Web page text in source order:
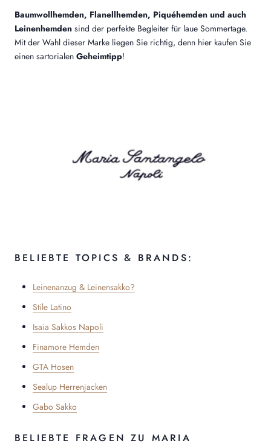
Baumwollhemden, Flanellhemden, Piquéhemden und auch
Leinenhemden sind der perfekte Begleiter für laue Sommertage.
Mit der Wahl dieser Marke liegen Sie richtig, denn hier kaufen Sie
einen sartorialen Geheimtipp!
BELIEBTE TOPICS & BRANDS:
Leinenanzug & Leinensakko?
Stile Latino
Isaia Sakkos Napoli
Finamore Hemden
GTA Hosen
Sealup Herrenjacken
Gabo Sakko
BELIEBTE FRAGEN ZU MARIA